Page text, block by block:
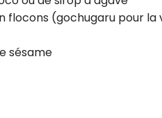
flocons (gochugaru pour
sésame